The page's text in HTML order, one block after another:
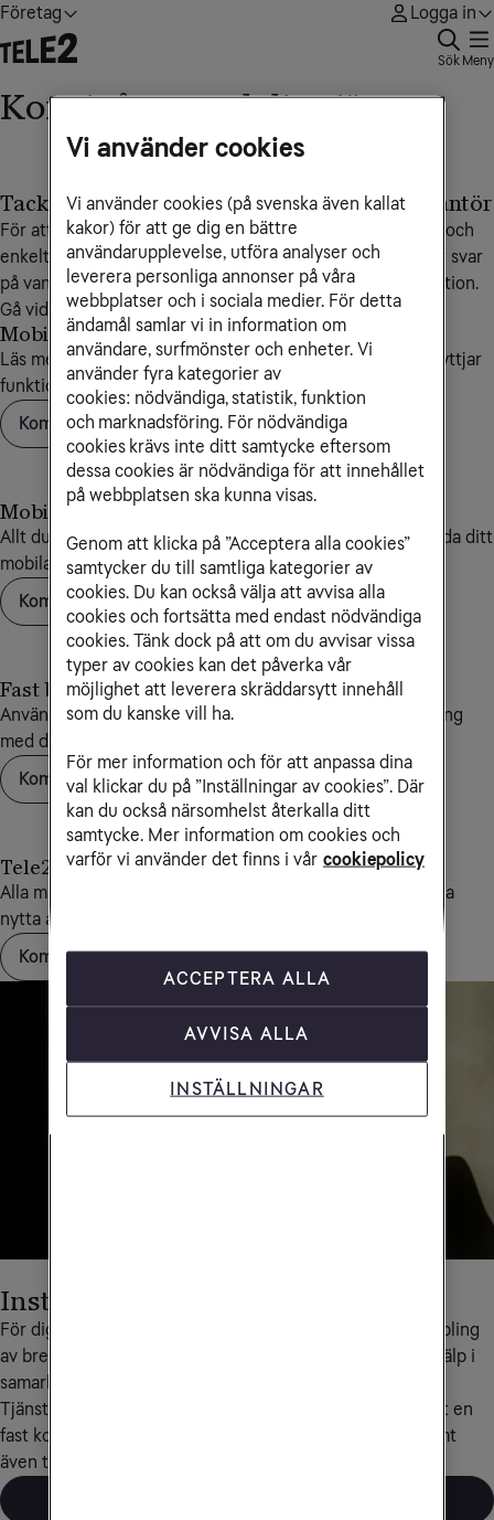
Företag Logga in
Sök Meny
Kom igång med din tjänst
Tack för ditt val av Tele2 Företag som leverantör
För att du ska komma igång med din nya tjänst så snabbt och
enkelt som möjligt har vi tagit fram guider som innehåller svar
på vanliga frågor, manualer och annan användbar information.
Gå vidare genom att välja tjänst nedan.
Mobiltelefoni
Läs mer om SIM-kort, PIN- och PUK-koder, och hur du nyttjar
funktionaliteten i ditt företagsabonnemang
Kom igång med telefoni
Mobilt bredband
Allt du behöver veta för att komma igång med och använda ditt
mobila bredbandsabonnemang
Kom igång med mobilt bredband
Fast bredband
Använd våra installationsguider för att snabbt komma igång
med ditt fasta bredband och din nya router
Kom igång med fast bredband
Tele2 Växel
Alla manualer och övrig information du behöver för att dra
nytta av din nya företagsväxel.
Kom igång med Tele2 Växel
Installationshjälp på plats
För dig som behöver teknisk hjälp med exempelvis inkoppling
av bredband kan Tele2 Företag nu erbjuda installationshjälp i
samarbete med Hemfixarna Nordic AB.
Tjänsten innebär att en tekniker besöker ditt företag mot en
fast kostnad som inkluderar en timmes tekniksupport samt
även teknikerns resekostnad inom 30 km från tätort.
Vi använder cookies
Vi använder cookies (på svenska även kallat
kakor) för att ge dig en bättre
användarupplevelse, utföra analyser och
leverera personliga annonser på våra
webbplatser och i sociala medier. För detta
ändamål samlar vi in information om
användare, surfmönster och enheter. Vi
använder fyra kategorier av
cookies: nödvändiga, statistik, funktion
och marknadsföring. För nödvändiga
cookies krävs inte ditt samtycke eftersom
dessa cookies är nödvändiga för att innehållet
på webbplatsen ska kunna visas.
Genom att klicka på ”Acceptera alla cookies”
samtycker du till samtliga kategorier av
cookies. Du kan också välja att avvisa alla
cookies och fortsätta med endast nödvändiga
cookies. Tänk dock på att om du avvisar vissa
typer av cookies kan det påverka vår
möjlighet att leverera skräddarsytt innehåll
som du kanske vill ha.
För mer information och för att anpassa dina
val klickar du på ”Inställningar av cookies”. Där
kan du också närsomhelst återkalla ditt
samtycke. Mer information om cookies och
varför vi använder det finns i vår cookiepolicy
ACCEPTERA ALLA
AVVISA ALLA
INSTÄLLNINGAR